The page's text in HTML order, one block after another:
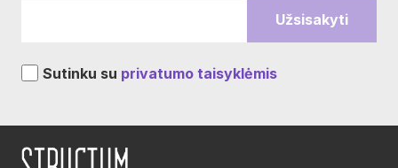
Sutinku su privatumo taisyklėmis